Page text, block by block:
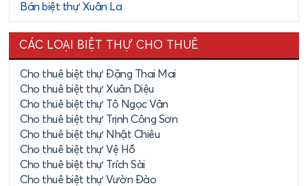
Bán biệt thự Xuân La
CÁC LOẠI BIỆT THỰ CHO THUÊ
Cho thuê biệt thự Đặng Thai Mai
Cho thuê biệt thự Xuân Diệu
Cho thuê biệt thự Tô Ngọc Vân
Cho thuê biệt thự Trịnh Công Sơn
Cho thuê biệt thự Nhật Chiêu
Cho thuê biệt thự Vệ Hồ
Cho thuê biệt thự Trích Sài
Cho thuê biệt thự Vườn Đào